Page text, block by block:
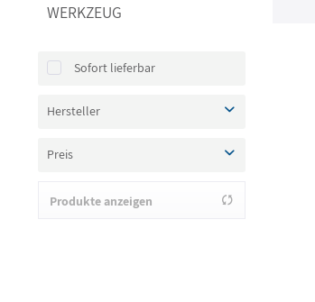
WERKZEUG
Sofort lieferbar
Hersteller
Preis
69950,00 €
Produkte anzeigen